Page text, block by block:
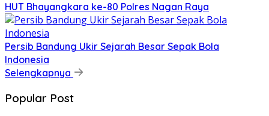
HUT Bhayangkara ke-80 Polres Nagan Raya
Persib Bandung Ukir Sejarah Besar Sepak Bola
Indonesia
Selengkapnya
Popular Post